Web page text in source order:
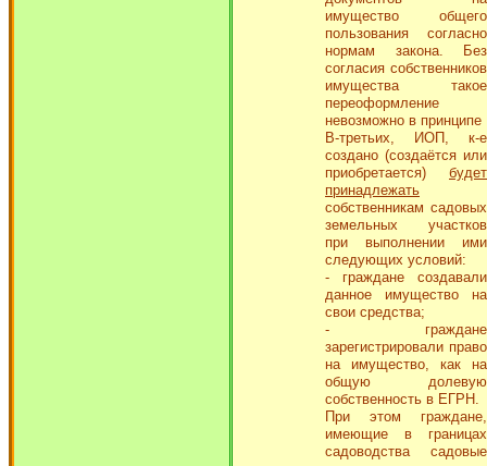
имущество общего
пользования согласно
нормам закона. Без
согласия собственников
имущества такое
переоформление
невозможно в принципе
В-третьих, ИОП, к-е
создано (создаётся или
приобретается) будет
принадлежать
собственникам садовых
земельных участков
при выполнении ими
следующих условий:
- граждане создавали
данное имущество на
свои средства;
- граждане
зарегистрировали право
на имущество, как на
общую долевую
собственность в ЕГРН.
При этом граждане,
имеющие в границах
садоводства садовые